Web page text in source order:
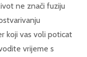
ne znači fuziju
koji vas voli poticat
vrijeme s